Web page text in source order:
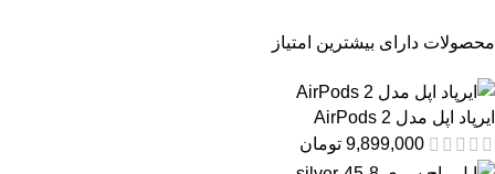
محصولات دارای بیشترین امتیاز
ایرپاد اپل مدل AirPods 2
9,899,000 تومان